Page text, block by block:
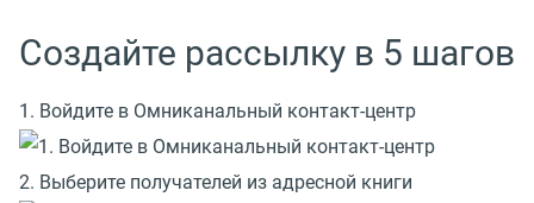
Создайте рассылку в 5 шагов
1. Войдите в Омниканальный контакт-центр
2. Выберите получателей из адресной книги